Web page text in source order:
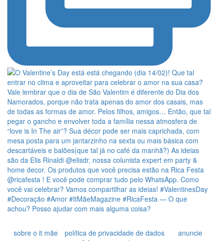
sobre o it mãe política de privacidade de dados
anuncie